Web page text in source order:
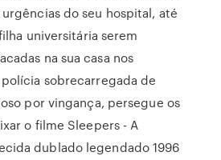
do seu hospital, até
universitária serem
na sua casa nos
sobrecarregada de
por vingança, persegue os
o filme Sleepers - A
dublado legendado 1996